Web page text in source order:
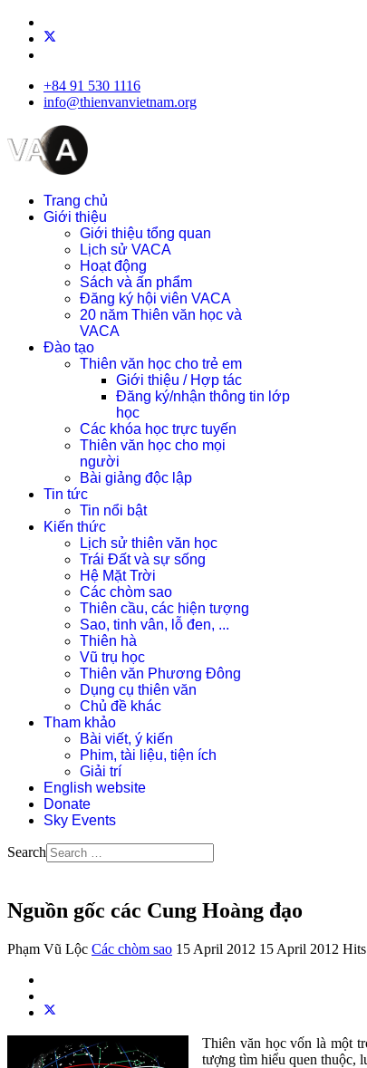
+84 91 530 1116
info@thienvanvietnam.org
Trang chủ
Giới thiệu
Giới thiệu tổng quan
Lịch sử VACA
Hoạt động
Sách và ấn phẩm
Đăng ký hội viên VACA
20 năm Thiên văn học và
VACA
Đào tạo
Thiên văn học cho trẻ em
Giới thiệu / Hợp tác
Đăng ký/nhận thông tin lớp
học
Các khóa học trực tuyến
Thiên văn học cho mọi
người
Bài giảng độc lập
Tin tức
Tin nổi bật
Kiến thức
Lịch sử thiên văn học
Trái Đất và sự sống
Hệ Mặt Trời
Các chòm sao
Thiên cầu, các hiện tượng
Sao, tinh vân, lỗ đen, ...
Thiên hà
Vũ trụ học
Thiên văn Phương Đông
Dụng cụ thiên văn
Chủ đề khác
Tham khảo
Bài viết, ý kiến
Phim, tài liệu, tiện ích
Giải trí
English website
Donate
Sky Events
Search
Nguồn gốc các Cung Hoàng đạo
Phạm Vũ Lộc Các chòm sao 15 April 2012 15 April 2012
Thiên văn học vốn là một
tượng tìm hiểu quen thuộc,